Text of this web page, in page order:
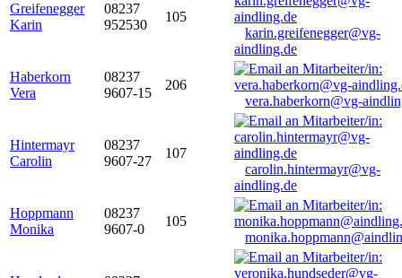
Greifenegger
Karin
08237
952530
105
karin.greifenegger@vg-
aindling.de
Haberkorn
Vera
08237
9607-15
206
vera.haberkorn@vg-
Hintermayr
Carolin
08237
9607-27
107
carolin.hintermayr@vg-
aindling.de
Hoppmann
Monika
08237
9607-0
105